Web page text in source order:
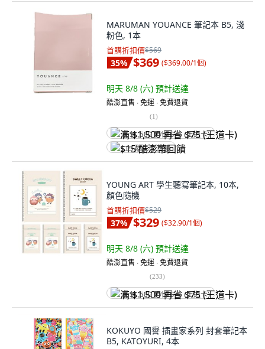
MARUMAN YOUANCE 筆記本 B5, 淺
粉色, 1本
首購折扣價$569
35% $369 ($369.00/1個)
明天 8/8 (六) 預計送達
酷澎直售 ∙ 免運 ∙ 免費退貨
(1)
满 $1,500 再省 $75 (王道卡)
$15 酷澎幣回饋
YOUNG ART 學生聽寫筆記本, 10本,
顏色隨機
首購折扣價$529
37% $329 ($32.90/1個)
明天 8/8 (六) 預計送達
酷澎直售 ∙ 免運 ∙ 免費退貨
(233)
满 $1,500 再省 $75 (王道卡)
KOKUYO 國譽 插畫家系列 封套筆記本
B5, KATOYURI, 4本